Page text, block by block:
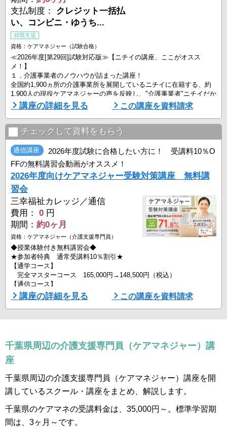
支払制度： クレジット一括払
い、コンビニ・ゆうち...
就職支援
資格：ケアマネジャー（試験合格）
≪2026年度[第29回]試験対応版≫【ニチイの講座、ここがオスス
メ！】
１．介護事業者のノウハウが詰まった講座！
全国約1,900ヵ所の介護事業所を展開しているニチイに在籍する、約
1,900人の現役ケアマネジャーの声を反映し、"介護事業者"ニチイだか
らこそできる「試験のツボ」や「合格のコツ」を満載した受験対策講
座！
２．「反復学習法」で知識の定着を図る！
テキストや学習ポイント動画で基本的な知識を学習し、演習模試で力
試し。できなかったところはテキストに戻って復習し、合格できるま
で演習模試にチ ...
講座の詳細を見る この講座を資料請求
チェックして資料をもらう
通信講座
2026年度試験に合格したい方に！ 受講料10％O
FFの無料講習会動画がオススメ！
2026年度向けケアマネジャー受験対策講座 無料講
習会
三幸福祉カレッジ／通信
費用：
0 円
期間： 約0ヶ月
資格：ケアマネジャー（介護支援専門員）
◆授業体験付き無料講習会◆
★参加者特典 通常受講料10％割引★
【通学コース】
完全マスターコース 165,000円→148,500円（税込）
【通信コース】
Web学習コース 27,500円→24,750円（税込）
筆記通信コース 36,300円→32,670円（税込）
ポイント速習オンラインコース 73,700円→66,330円（税込）
三幸福祉カレッジのケアマネジャー受験 ...
講座の詳細を見る この講座を資料請求
千葉県周辺の介護支援専門員（ケアマネジャー）講
座
千葉県周辺の介護支援専門員（ケアマネジャー）講座を開
講しているスクール・講座をまとめ、解説します。
千葉県のケアマネの受講料金は、35,000円～。標準学習期
間は、3ヶ月～です。